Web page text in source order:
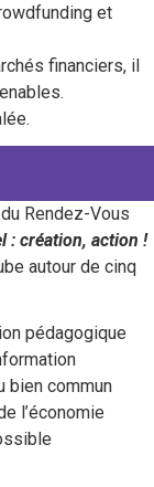
et
financiers, il
Rendez-Vous
: création, action !
autour de cinq
pédagogique
bien commun
l’économie